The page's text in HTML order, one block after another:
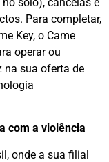
Para completar,
Key, o Came
operar ou
na sua oferta de
com a violência
onde a sua filial